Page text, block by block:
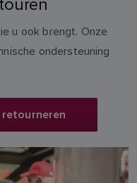
u ook brengt. Onze
ondersteuning